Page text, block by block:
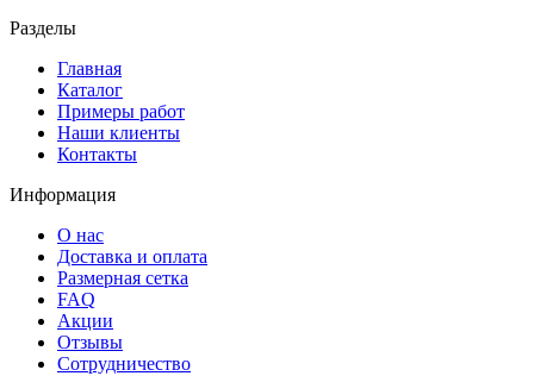
Разделы
Главная
Каталог
Примеры работ
Наши клиенты
Контакты
Информация
О нас
Доставка и оплата
Размерная сетка
FAQ
Акции
Отзывы
Сотрудничество